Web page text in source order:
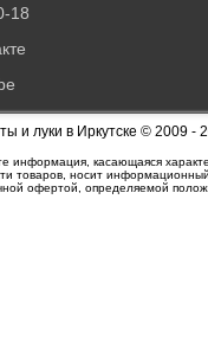
18
и луки в Иркутске © 2009 -
информация, касающаяся
товаров, носит
офертой, определяемой